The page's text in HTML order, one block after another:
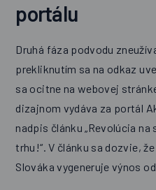
portálu
Druhá fáza podvodu
prekliknutím sa na odkaz
sa ocitne na webovej
dizajnom vydáva za portál
nadpis článku „Revolúcia
trhu!“. V článku sa dozvie,
Slováka vygeneruje výnos